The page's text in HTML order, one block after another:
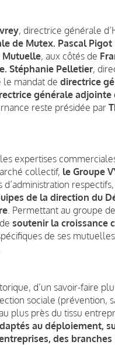
, directrice générale
de Mutex. Pascal
Mutuelle, aux côtés de
Stéphanie Pelletier,
mandat de directrice
générale adjointe
reste présidée par
expertises
collectif, le Groupe
d’administration respectifs,
de la direction du
. Permettant au groupe
soutenir la croissance
de ses
d’un savoir-faire
sociale (prévention,
plus près du tissu
au déploiement,
des